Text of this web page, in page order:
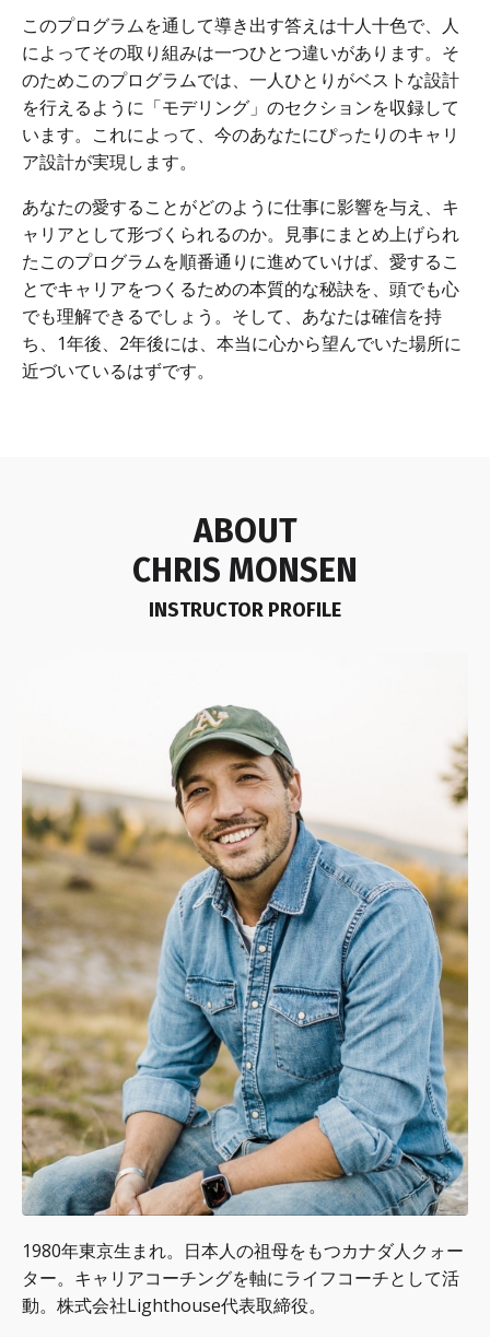
このプログラムを通して導き出す答えは十人十色で、人
によってその取り組みは一つひとつ違いがあります。そ
のためこのプログラムでは、一人ひとりがベストな設計
を行えるように「モデリング」のセクションを収録して
います。これによって、今のあなたにぴったりのキャリ
ア設計が実現します。
あなたの愛することがどのように仕事に影響を与え、キ
ャリアとして形づくられるのか。見事にまとめ上げられ
たこのプログラムを順番通りに進めていけば、愛するこ
とでキャリアをつくるための本質的な秘訣を、頭でも心
でも理解できるでしょう。そして、あなたは確信を持
ち、1年後、2年後には、本当に心から望んでいた場所に
近づいているはずです。
ABOUT
CHRIS MONSEN
INSTRUCTOR PROFILE
1980年東京生まれ。日本人の祖母をもつカナダ人クォー
ター。キャリアコーチングを軸にライフコーチとして活
動。株式会社Lighthouse代表取締役。